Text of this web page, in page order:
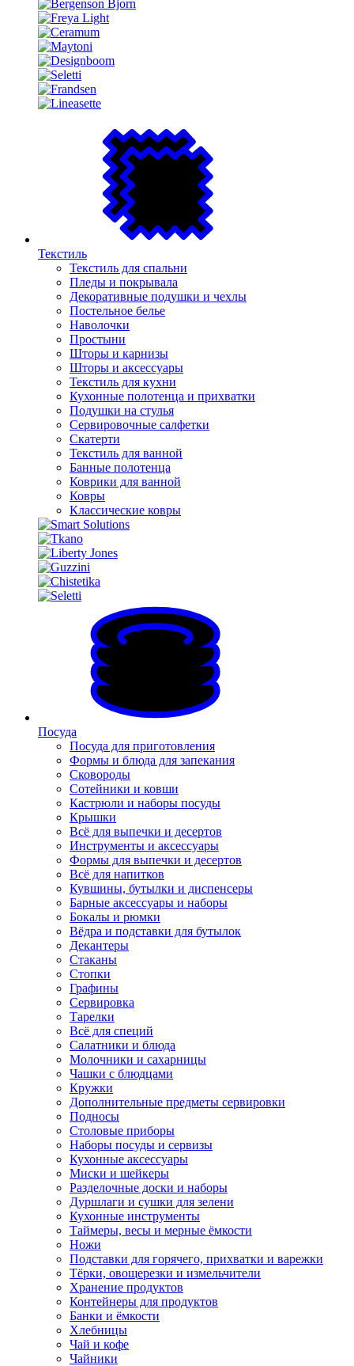
Текстиль
Текстиль для спальни
Пледы и покрывала
Декоративные подушки и чехлы
Постельное белье
Наволочки
Простыни
Шторы и карнизы
Шторы и аксессуары
Текстиль для кухни
Кухонные полотенца и прихватки
Подушки на стулья
Сервировочные салфетки
Скатерти
Текстиль для ванной
Банные полотенца
Коврики для ванной
Ковры
Классические ковры
Посуда
Посуда для приготовления
Формы и блюда для запекания
Сковороды
Сотейники и ковши
Кастрюли и наборы посуды
Крышки
Всё для выпечки и десертов
Инструменты и аксессуары
Формы для выпечки и десертов
Всё для напитков
Кувшины, бутылки и диспенсеры
Барные аксессуары и наборы
Бокалы и рюмки
Вёдра и подставки для бутылок
Декантеры
Стаканы
Стопки
Графины
Сервировка
Тарелки
Всё для специй
Салатники и блюда
Молочники и сахарницы
Чашки с блюдцами
Кружки
Дополнительные предметы сервировки
Подносы
Столовые приборы
Наборы посуды и сервизы
Кухонные аксессуары
Миски и шейкеры
Разделочные доски и наборы
Дуршлаги и сушки для зелени
Кухонные инструменты
Таймеры, весы и мерные ёмкости
Ножи
Подставки для горячего, прихватки и варежки
Тёрки, овощерезки и измельчители
Хранение продуктов
Контейнеры для продуктов
Банки и ёмкости
Хлебницы
Чай и кофе
Чайники